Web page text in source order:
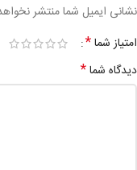
نشانی ایمیل شما منتشر
امتیاز شما*
دیدگاه شما*